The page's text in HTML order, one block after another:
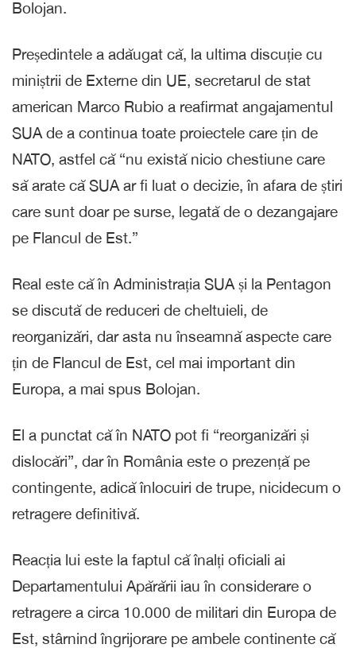
Bolojan.
Președintele a adăugat că, la ultima discuție cu
miniștrii de Externe din UE, secretarul de stat
american Marco Rubio a reafirmat angajamentul
SUA de a continua toate proiectele care țin de
NATO, astfel că “nu există nicio chestiune care
să arate că SUA ar fi luat o decizie, în afara de știri
care sunt doar pe surse, legată de o dezangajare
pe Flancul de Est.”
Real este că în Administrația SUA și la Pentagon
se discută de reduceri de cheltuieli, de
reorganizări, dar asta nu înseamnă aspecte care
țin de Flancul de Est, cel mai important din
Europa, a mai spus Bolojan.
El a punctat că în NATO pot fi “reorganizări și
dislocări”, dar în România este o prezență pe
contingente, adică înlocuiri de trupe, nicidecum o
retragere definitivă.
Reacția lui este la faptul că înalți oficiali ai
Departamentului Apărării iau în considerare o
retragere a circa 10.000 de militari din Europa de
Est, stârnind îngrijorare pe ambele continente că